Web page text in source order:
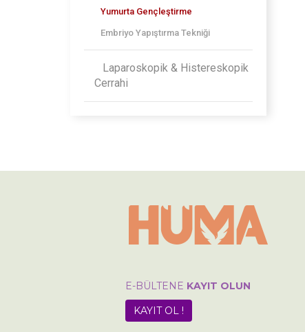
Yumurta Gençleştirme
Embriyo Yapıştırma Tekniği
Laparoskopik & Histereskopik
Cerrahi
E-BÜLTENE KAYIT OLUN
KAYIT OL !